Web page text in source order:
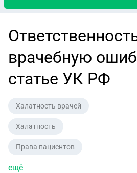
врачебную
статье УК РФ
Халатность врачей
Халатность
Права пациентов
ещё